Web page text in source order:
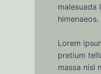
himenaeos.
Lorem
pretium
massa nisl